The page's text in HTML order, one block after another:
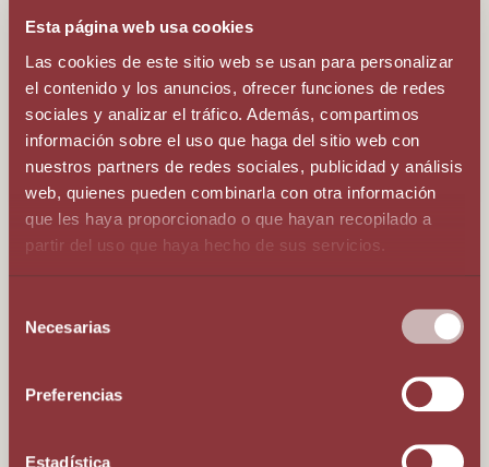
Esta página web usa cookies
Las cookies de este sitio web se usan para personalizar
el contenido y los anuncios, ofrecer funciones de redes
sociales y analizar el tráfico. Además, compartimos
información sobre el uso que haga del sitio web con
nuestros partners de redes sociales, publicidad y análisis
web, quienes pueden combinarla con otra información
que les haya proporcionado o que hayan recopilado a
partir del uso que haya hecho de sus servicios.
Necesarias
Preferencias
Estadística
Зарегистрировать компанию в Андорре